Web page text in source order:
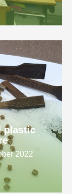
plastic
2022